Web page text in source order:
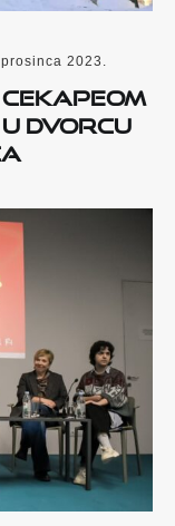
2023.
Dvorcu